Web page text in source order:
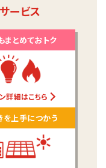
ービス
まとめておトク
詳細はこちら
を上手につかう